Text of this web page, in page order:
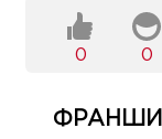
0 0